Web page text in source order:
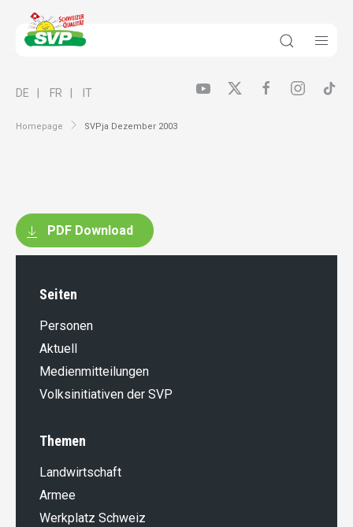
Homepage SVPja Dezember 2003
DE FR IT
PDF Download
Seiten
Personen
Aktuell
Medienmitteilungen
Volksinitiativen der SVP
Themen
Landwirt­schaft
Armee
Werkplatz Schweiz